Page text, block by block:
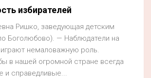
избирателей
Ришко, заведующая детским
Боголюбово). — Наблюдатели на
немаловажную роль.
в нашей огромной стране всегда
и справедливые...